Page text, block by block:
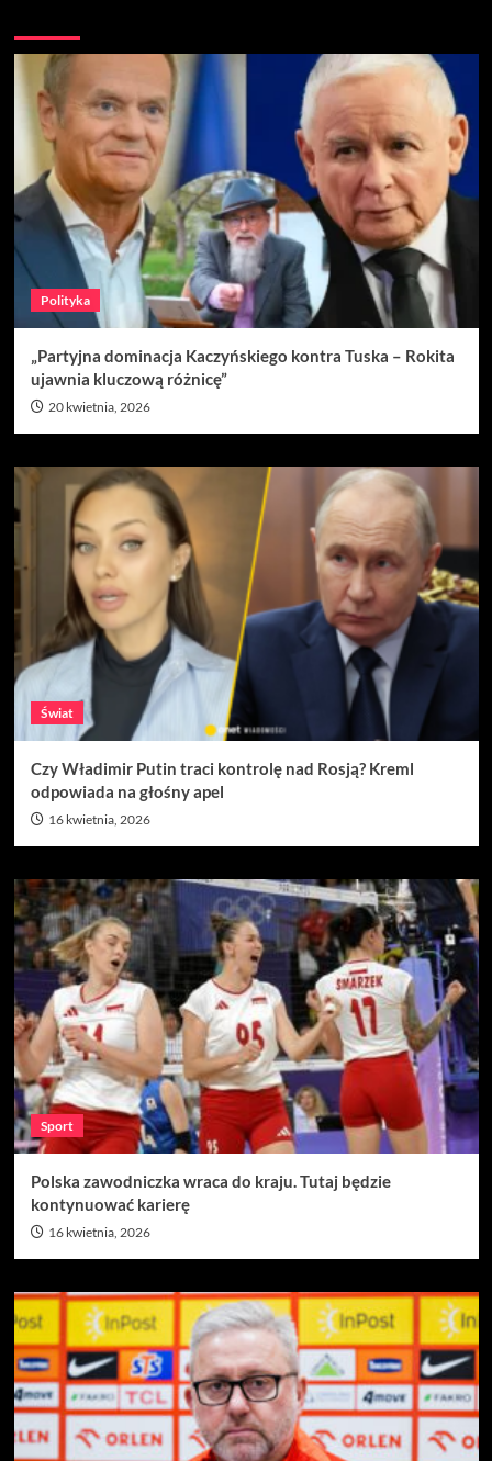
Polityka
„Partyjna dominacja Kaczyńskiego kontra Tuska – Rokita
ujawnia kluczową różnicę”
20 kwietnia, 2026
Świat
Czy Władimir Putin traci kontrolę nad Rosją? Kreml
odpowiada na głośny apel
16 kwietnia, 2026
Sport
Polska zawodniczka wraca do kraju. Tutaj będzie
kontynuować karierę
16 kwietnia, 2026